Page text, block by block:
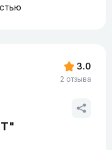
3.0
2 отзыва